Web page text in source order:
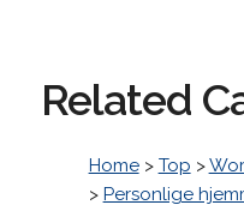
Related
Home> Top >
> Personlige